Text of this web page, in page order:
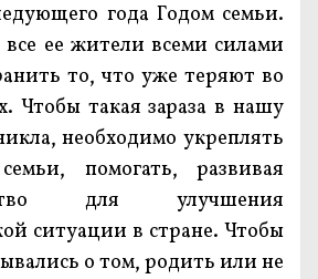
года Годом семьи.
ее жители всеми силами
то, что уже теряют во
Чтобы такая зараза в нашу
необходимо укреплять
помогать, развивая
для улучшения
ситуации в стране. Чтобы
о том, родить или не